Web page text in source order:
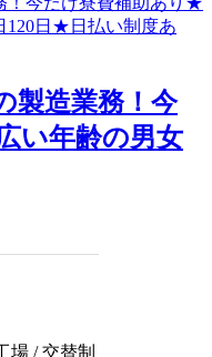
製造業務！今
い年齢の男女
場 / 交替制